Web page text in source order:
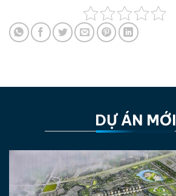
DỰ ÁN MỚI